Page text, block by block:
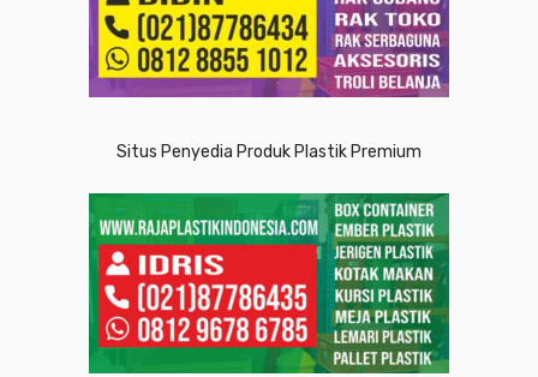
Situs Penyedia Produk Plastik Premium